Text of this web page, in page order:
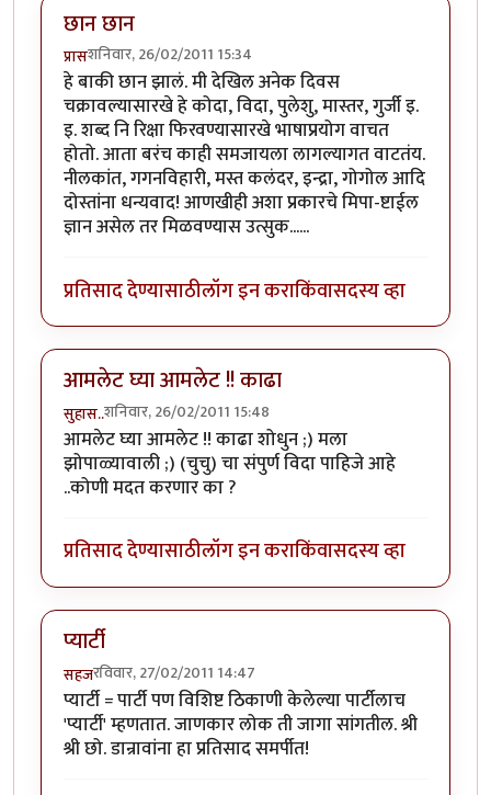
छान छान
प्रासशनिवार, 26/02/2011 15:34
हे बाकी छान झालं. मी देखिल अनेक दिवस
चक्रावल्यासारखे हे कोदा, विदा, पुलेशु, मास्तर, गुर्जी इ.
इ. शब्द नि रिक्षा फिरवण्यासारखे भाषाप्रयोग वाचत
होतो. आता बरंच काही समजायला लागल्यागत वाटतंय.
नीलकांत, गगनविहारी, मस्त कलंदर, इन्द्रा, गोगोल आदि
दोस्तांना धन्यवाद! आणखीही अशा प्रकारचे मिपा-ष्टाईल
ज्ञान असेल तर मिळवण्यास उत्सुक......
प्रतिसाद देण्यासाठीलॉग इन कराकिंवासदस्य व्हा
आमलेट घ्या आमलेट !! काढा
सुहास..शनिवार, 26/02/2011 15:48
आमलेट घ्या आमलेट !! काढा शोधुन ;) मला
झोपाळ्यावाली ;) (चुचु) चा संपुर्ण विदा पाहिजे आहे
..कोणी मदत करणार का ?
प्रतिसाद देण्यासाठीलॉग इन कराकिंवासदस्य व्हा
प्यार्टी
सहजरविवार, 27/02/2011 14:47
प्यार्टी = पार्टी पण विशिष्ट ठिकाणी केलेल्या पार्टीलाच
'प्यार्टी' म्हणतात. जाणकार लोक ती जागा सांगतील. श्री
श्री छो. डान्रावांना हा प्रतिसाद समर्पीत!